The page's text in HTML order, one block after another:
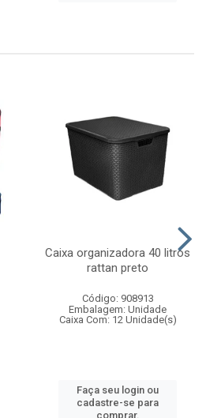
Caixa organizadora 40 litros
rattan preto
Código: 908913
Embalagem: Unidade
Caixa Com: 12 Unidade(s)
Faça seu login ou
cadastre-se para
comprar.